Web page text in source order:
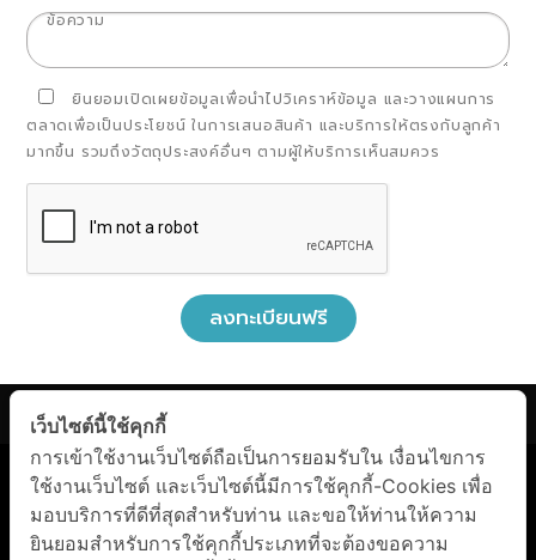
ยินยอมเปิดเผยข้อมูลเพื่อนำไปวิเคราห์ข้อมูล และวางแผนการ
ตลาดเพื่อเป็นประโยชน์ ในการเสนอสินค้า และบริการให้ตรงกับลูกค้า
มากขึ้น รวมถึงวัตถุประสงค์อื่นๆ ตามผู้ให้บริการเห็นสมควร
ลงทะเบียนฟรี
นโยบายการคุ้มครองข้อมูลส่วนบุคคล|เงื่อนไขการบริการ
Facebook Messenger
Line
เว็บไซต์นี้ใช้คุกกี้
การเข้าใช้งานเว็บไซต์ถือเป็นการยอมรับใน เงื่อนไขการ
ใช้งานเว็บไซต์ และเว็บไซต์นี้มีการใช้คุกกี้-Cookies เพื่อ
มอบบริการที่ดีที่สุดสำหรับท่าน และขอให้ท่านให้ความ
ยินยอมสำหรับการใช้คุกกี้ประเภทที่จะต้องขอความ